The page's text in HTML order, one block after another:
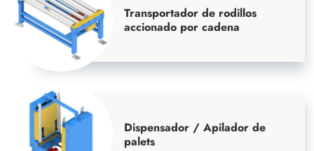
Transportador de rodillos
accionado por cadena
Dispensador / Apilador de
palets